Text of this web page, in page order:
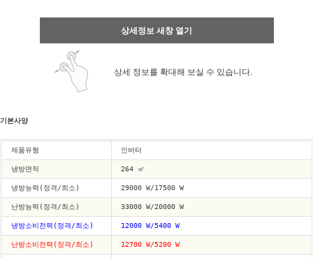
상세정보 새창 열기
상세 정보를 확대해 보실 수 있습니다.
기본사양
제품유형 인버터
냉방면적 264 ㎡
냉방능력(정격/최소) 29000 W/17500 W
난방능력(정격/최소) 33000 W/20000 W
냉방소비전력(정격/최소) 12000 W/5400 W
난방소비전력(정격/최소) 12700 W/5200 W